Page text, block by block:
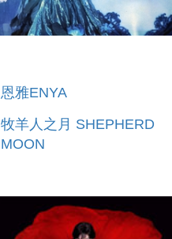
恩雅ENYA
牧羊人之月 SHEPHERD
MOON